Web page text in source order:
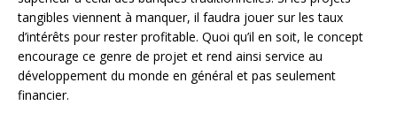
tangibles viennent à manquer, il faudra jouer sur les taux
d’intérêts pour rester profitable. Quoi qu’il en soit, le concept
encourage ce genre de projet et rend ainsi service au
développement du monde en général et pas seulement
financier.